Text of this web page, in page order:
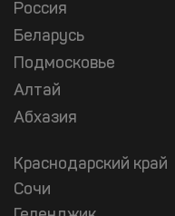
Россия
Беларусь
Подмосковье
Алтай
Абхазия
Краснодарский край
Сочи